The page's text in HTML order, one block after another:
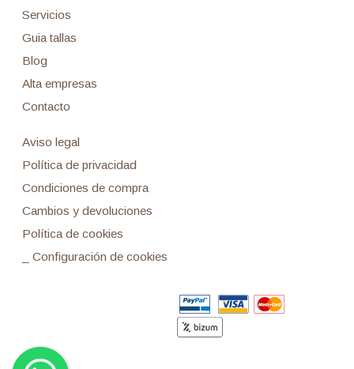
Servicios
Guia tallas
Blog
Alta empresas
Contacto
Aviso legal
Política de privacidad
Condiciones de compra
Cambios y devoluciones
Política de cookies
_ Configuración de cookies